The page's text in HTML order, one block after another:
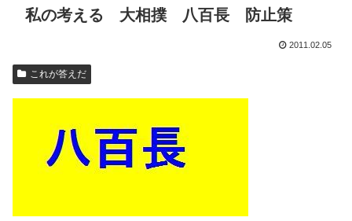
私の考える 大相撲 八百長 防止策
2011.02.05
これが答えだ